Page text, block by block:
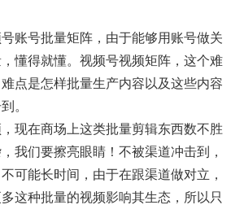
账号批量矩阵，由于能够用账号做关
懂得就懂。视频号视频矩阵，这个难
点是怎样批量生产内容以及这些内容
。
现在商场上这类批量剪辑东西数不胜
我们要擦亮眼睛！不被渠道冲击到，
可能长时间，由于在跟渠道做对立，
这种批量的视频影响其生态，所以只